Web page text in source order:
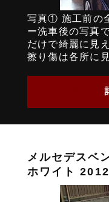
写真① 施工前の
ー洗車後の写真
だけで綺麗に見
擦り傷は各所に
メルセデスベ
ホワイト